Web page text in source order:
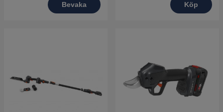
Bevaka Köp